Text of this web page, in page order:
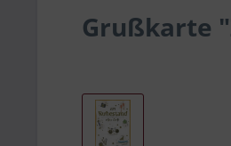
Grußkarte